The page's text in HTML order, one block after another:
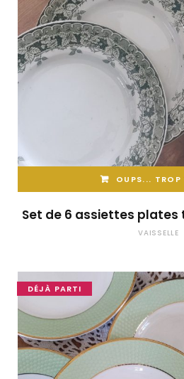
OUPS... TROP
Set de 6 assiettes plates
VAISSELLE
DÉJÀ PARTI